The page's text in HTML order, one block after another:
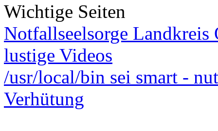
Wichtige Seiten
Notfallseelsorge Landkreis
lustige Videos
/usr/local/bin sei smart -
Verhütung